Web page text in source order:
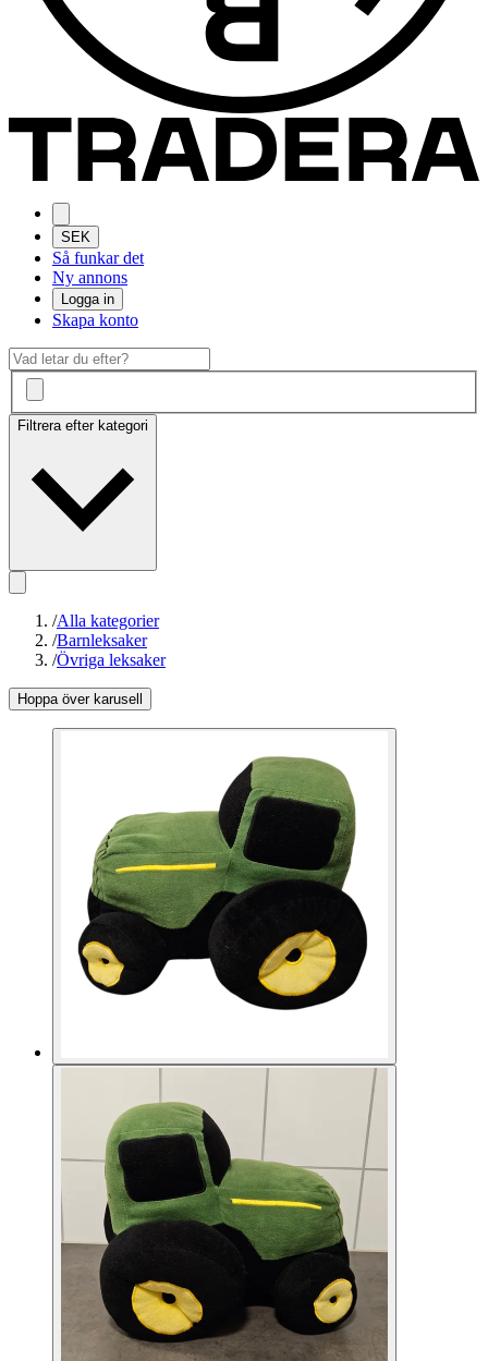
SEK
Så funkar det
Ny annons
Logga in
Skapa konto
Filtrera efter kategori
/Alla kategorier
/Barnleksaker
/Övriga leksaker
Hoppa över karusell